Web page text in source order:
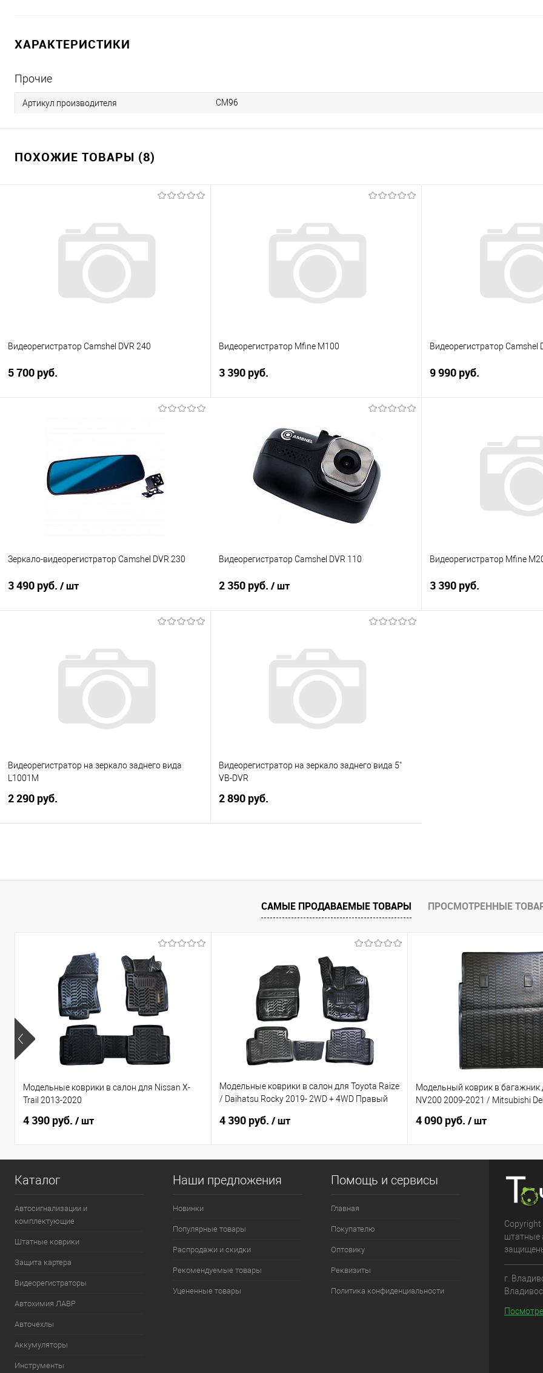
ХАРАКТЕРИСТИКИ
Прочие
Артикул производителя CM96
ПОХОЖИЕ ТОВАРЫ (8)
Видеорегистратор Camshel DVR 240
5 700 руб.
Сравнение
В избранное
Под заказ
Видеорегистратор Mfine M100
3 390 руб.
Купить в 1 клик
Сравнение
В избранное
Под заказ
Видеорегистратор Camshel
9 990 руб.
Купить в 1 клик
Зеркало-видеорегистратор Camshel DVR 230
3 490 руб. / шт
Купить в 1 клик
Сравнение
Под заказ
Видеорегистратор Camshel DVR 110
2 350 руб. / шт
Купить в 1 клик
Сравнение
Под заказ
Видеорегистратор Mfine
3 390 руб.
Видеорегистратор на зеркало заднего вида
L1001M
2 290 руб.
Купить в 1 клик
Сравнение
Видеорегистратор на зеркало заднего вида 5"
VB-DVR
2 890 руб.
Купить в 1 клик
Сравнение
В избранное
Под заказ
САМЫЕ ПРОДАВАЕМЫЕ ТОВАРЫ ПРОСМОТРЕННЫЕ
Модельные коврики в салон для Nissan X-
Trail 2013-2020
4 390 руб. / шт
Модельные коврики в салон для Toyota Raize
/ Daihatsu Rocky 2019- 2WD + 4WD Правый
4 390 руб. / шт
Модельный коврик в багажник
NV200 2009-2021 / Mitsubishi
4 090 руб. / шт
Каталог
Автосигнализации и
комплектующие
Штатные коврики
Защита картера
Видеорегистраторы
Автохимия ЛАВР
Авточехлы
Аккумуляторы
Инструменты
Наши предложения
Новинки
Популярные товары
Распродажи и скидки
Рекомендуемые товары
Уцененные товары
Помощь и сервисы
Главная
Покупателю
Оптовику
Реквизиты
Политика конфиденциальности
Copyright
штатные
г.